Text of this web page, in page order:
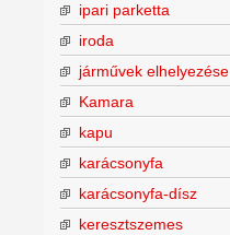
ipari parketta
iroda
járművek elhelyezése
Kamara
kapu
karácsonyfa
karácsonyfa-dísz
keresztszemes